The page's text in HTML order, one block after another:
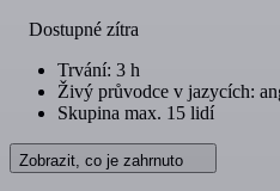
Dostupné zítra
Trvání: 3 h
Živý průvodce v jazycích:
Skupina max. 15 lidí
Zobrazit, co je zahrnuto